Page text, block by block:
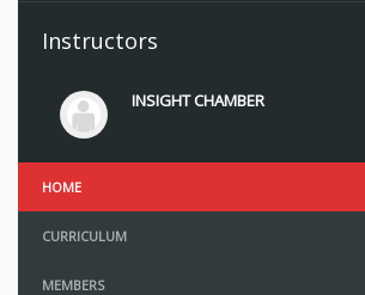
Instructors
INSIGHT CHAMBER
HOME
CURRICULUM
MEMBERS